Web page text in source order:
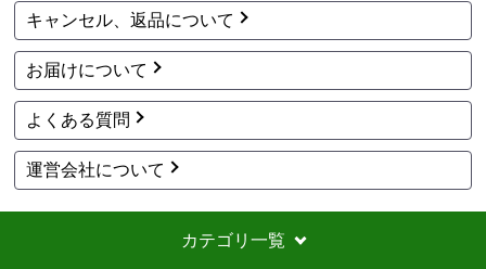
キャンセル、返品について
お届けについて
よくある質問
運営会社について
カテゴリ一覧